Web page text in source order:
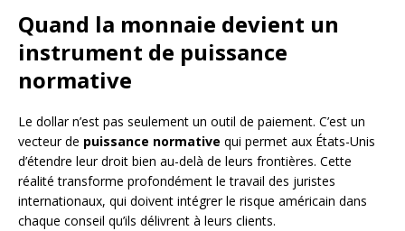
Quand la monnaie devient un
instrument de puissance
normative
Le dollar n’est pas seulement un outil de paiement. C’est un
vecteur de puissance normative qui permet aux États-Unis
d’étendre leur droit bien au-delà de leurs frontières. Cette
réalité transforme profondément le travail des juristes
internationaux, qui doivent intégrer le risque américain dans
chaque conseil qu’ils délivrent à leurs clients.